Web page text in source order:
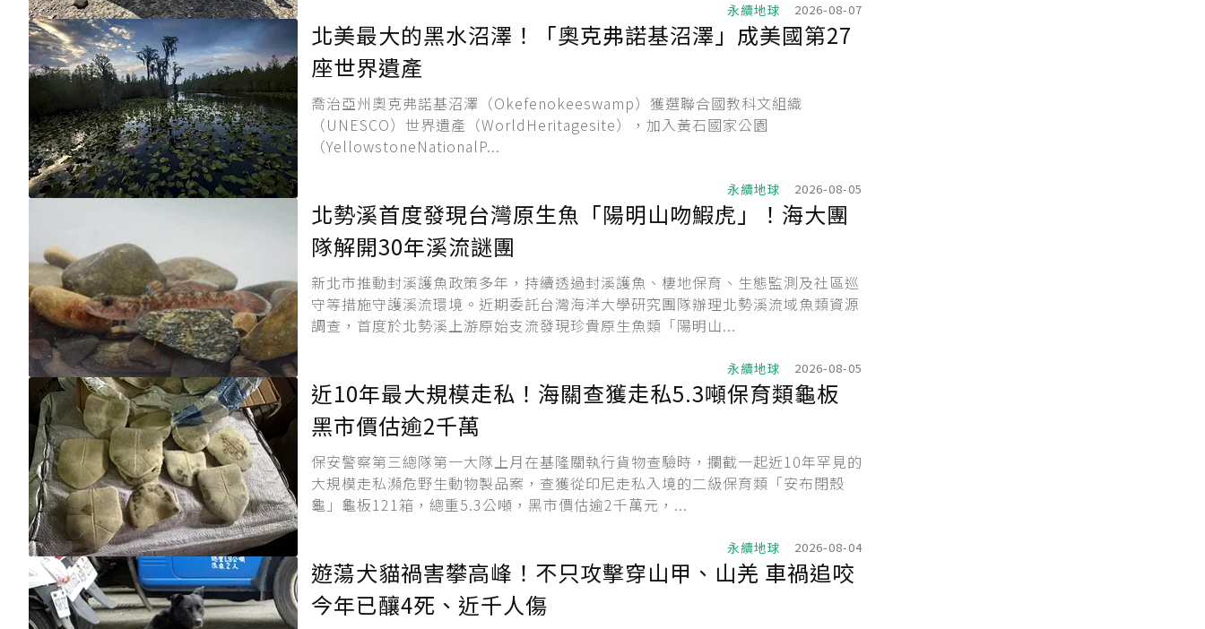
永續地球 2026-08-07
北美最大的黑水沼澤！「奧克弗諾基沼澤」成美國第27
座世界遺產
喬治亞州奧克弗諾基沼澤（Okefenokeeswamp）獲選聯合國教科文組織
（UNESCO）世界遺產（WorldHeritagesite），加入黃石國家公園
（YellowstoneNationalP...
永續地球 2026-08-05
北勢溪首度發現台灣原生魚「陽明山吻鰕虎」！海大團
隊解開30年溪流謎團
新北市推動封溪護魚政策多年，持續透過封溪護魚、棲地保育、生態監測及社區巡
守等措施守護溪流環境。近期委託台灣海洋大學研究團隊辦理北勢溪流域魚類資源
調查，首度於北勢溪上游原始支流發現珍貴原生魚類「陽明山...
永續地球 2026-08-05
近10年最大規模走私！海關查獲走私5.3噸保育類龜板
黑市價估逾2千萬
保安警察第三總隊第一大隊上月在基隆關執行貨物查驗時，攔截一起近10年罕見的
大規模走私瀕危野生動物製品案，查獲從印尼走私入境的二級保育類「安布閉殼
龜」龜板121箱，總重5.3公噸，黑市價估逾2千萬元，...
永續地球 2026-08-04
遊蕩犬貓禍害攀高峰！不只攻擊穿山甲、山羌 車禍追咬
今年已釀4死、近千人傷